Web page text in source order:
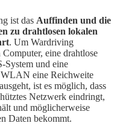
ist das Auffinden und die
zu drahtlosen lokalen
. Um Wardriving
eine drahtlose
System und eine
eine Reichweite
ist es möglich, dass
Netzwerk eindringt,
und möglicherweise
Daten bekommt.